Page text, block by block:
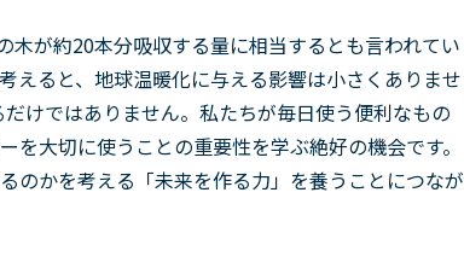
木が約20本分吸収する量に相当するとも言われてい
えると、地球温暖化に与える影響は小さくありませ
けではありません。私たちが毎日使う便利なもの
大切に使うことの重要性を学ぶ絶好の機会です。
のかを考える「未来を作る力」を養うことにつなが